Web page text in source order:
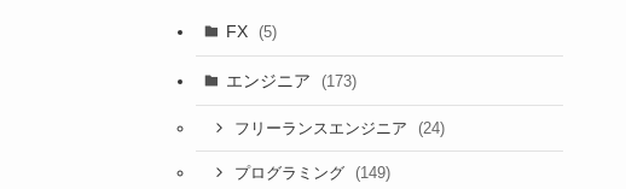
FX (5)
エンジニア (173)
フリーランスエンジニア (24)
プログラミング (149)